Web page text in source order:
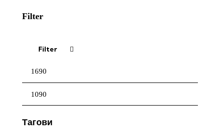
Filter
price
price
Filter
Тагови